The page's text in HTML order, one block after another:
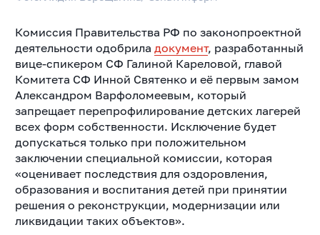
Комиссия Правительства РФ по законопроектной
деятельности одобрила документ, разработанный
вице-спикером СФ Галиной Кареловой, главой
Комитета СФ Инной Святенко и её первым замом
Александром Варфоломеевым, который
запрещает перепрофилирование детских лагерей
всех форм собственности. Исключение будет
допускаться только при положительном
заключении специальной комиссии, которая
«оценивает последствия для оздоровления,
образования и воспитания детей при принятии
решения о реконструкции, модернизации или
ликвидации таких объектов».